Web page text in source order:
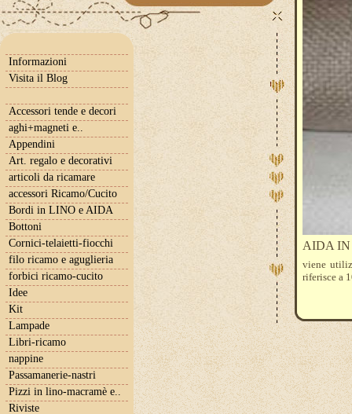
Informazioni
Visita il Blog
Accessori tende e decori
aghi+magneti e..
Appendini
Art. regalo e decorativi
articoli da ricamare
accessori Ricamo/Cucito
Bordi in LINO e AIDA
Bottoni
Cornici-telaietti-fiocchi
filo ricamo e aguglieria
forbici ricamo-cucito
Idee
Kit
Lampade
Libri-ricamo
nappine
Passamanerie-nastri
Pizzi in lino-macramè e..
Riviste
AIDA IN
viene
riferisce a